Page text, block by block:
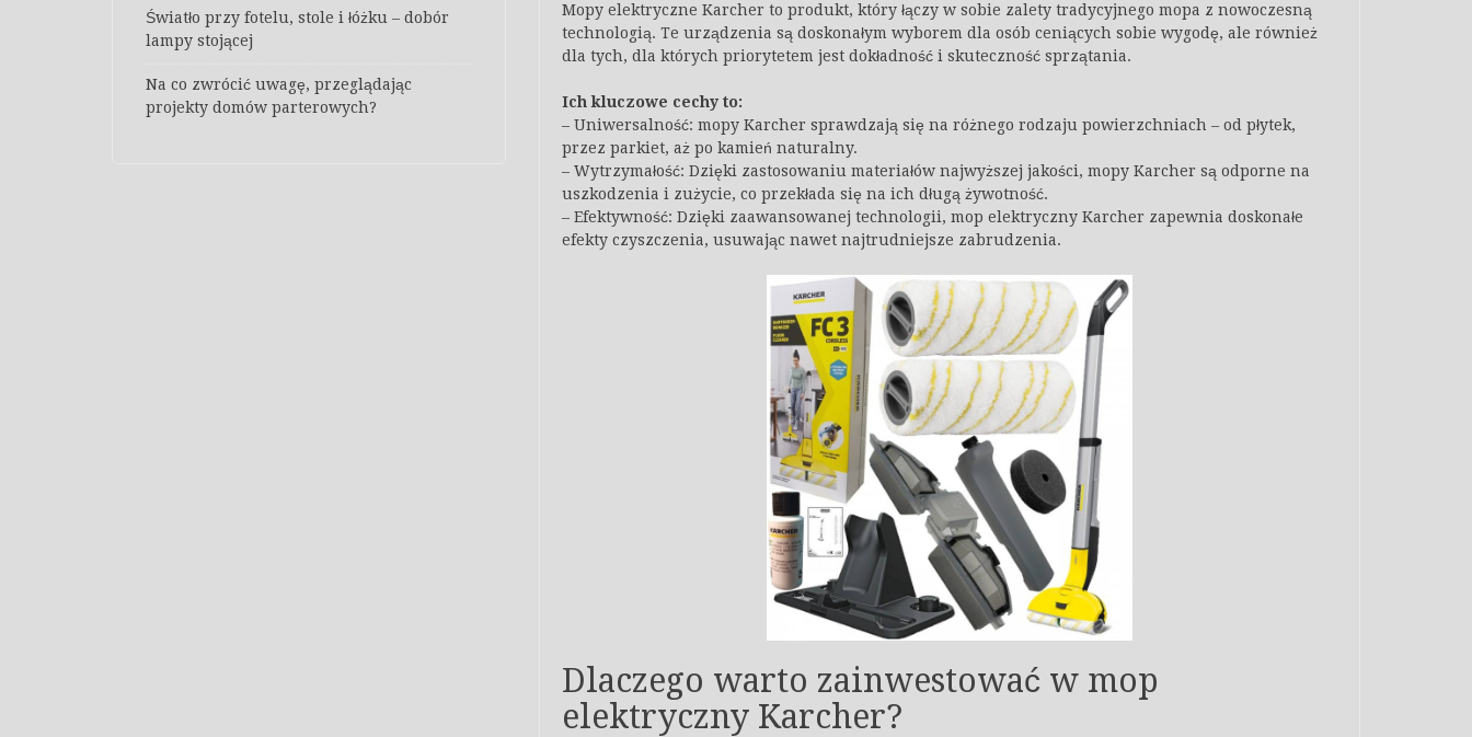
Mopy elektryczne Karcher to produkt, który łączy w sobie zalety tradycyjnego mopa z nowoczesną
technologią. Te urządzenia są doskonałym wyborem dla osób ceniących sobie wygodę, ale również
dla tych, dla których priorytetem jest dokładność i skuteczność sprzątania.
Ich kluczowe cechy to:
– Uniwersalność: mopy Karcher sprawdzają się na różnego rodzaju powierzchniach – od płytek,
przez parkiet, aż po kamień naturalny.
– Wytrzymałość: Dzięki zastosowaniu materiałów najwyższej jakości, mopy Karcher są odporne na
uszkodzenia i zużycie, co przekłada się na ich długą żywotność.
– Efektywność: Dzięki zaawansowanej technologii, mop elektryczny Karcher zapewnia doskonałe
efekty czyszczenia, usuwając nawet najtrudniejsze zabrudzenia.
Dlaczego warto zainwestować w mop
elektryczny Karcher?
Światło przy fotelu, stole i łóżku – dobór
lampy stojącej
Na co zwrócić uwagę, przeglądając
projekty domów parterowych?